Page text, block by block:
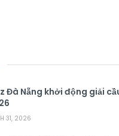
Đà Nẵng khởi động giải
31, 2026